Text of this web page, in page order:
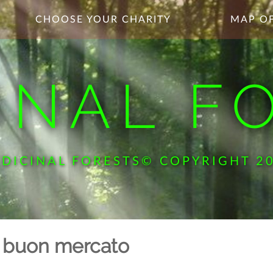
FORESTS© COPYRIGHT
CHOOSE YOUR CHARITY MAP
mercato